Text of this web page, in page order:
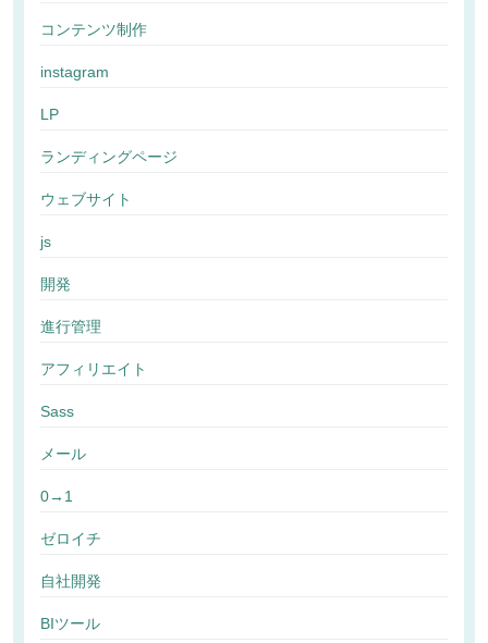
コンテンツ制作
instagram
LP
ランディングページ
ウェブサイト
js
開発
進行管理
アフィリエイト
Sass
メール
0→1
ゼロイチ
自社開発
BIツール